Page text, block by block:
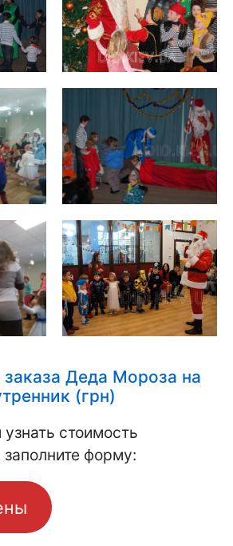
Деда Мороза на
(грн)
стоимость
форму: